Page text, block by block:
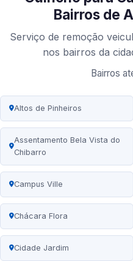
Bairros de
Serviço de remoção
nos bairros da
Bairros
Altos de Pinheiros
Assentamento Bela Vista do
Chibarro
Campus Ville
Chácara Flora
Cidade Jardim